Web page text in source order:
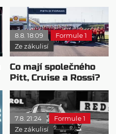
8.8. 18:09
Formule 1
Ze zákulisí
Co mají společného
Pitt, Cruise a Rossi?
Všichni řídili
monopost F1
7.8. 21:24
Formule 1
Ze zákulisí